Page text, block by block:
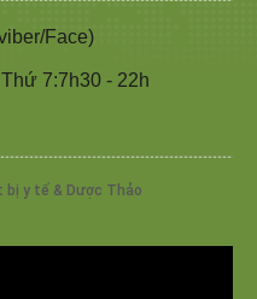
Face)
7:7h30 - 22h